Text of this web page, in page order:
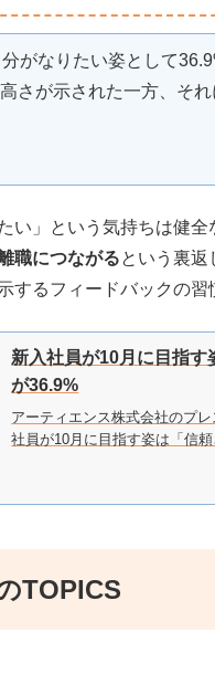
がなりたい姿として
さが示された一方、そ
い」という気持ちは健
職につながるという裏返
するフィードバックの
新入社員が10月に目指す
が36.9%
アーティエンス株式会社のプ
社員が10月に目指す姿は「信
TOPICS